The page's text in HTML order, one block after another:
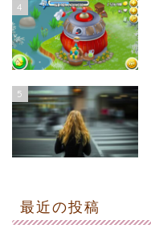
4
5
最近の投稿